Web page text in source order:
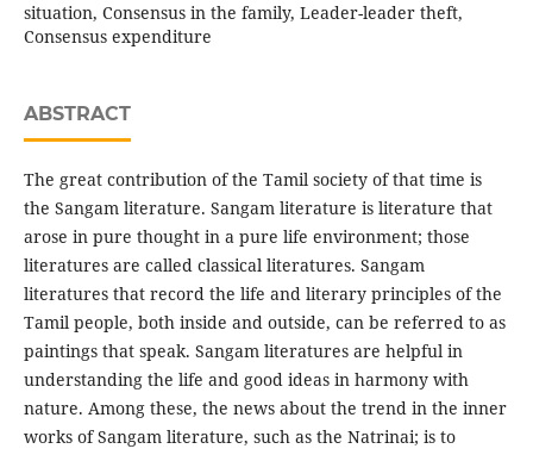
situation, Consensus in the family, Leader-leader theft,
Consensus expenditure
ABSTRACT
The great contribution of the Tamil society of that time is
the Sangam literature. Sangam literature is literature that
arose in pure thought in a pure life environment; those
literatures are called classical literatures. Sangam
literatures that record the life and literary principles of the
Tamil people, both inside and outside, can be referred to as
paintings that speak. Sangam literatures are helpful in
understanding the life and good ideas in harmony with
nature. Among these, the news about the trend in the inner
works of Sangam literature, such as the Natrinai; is to